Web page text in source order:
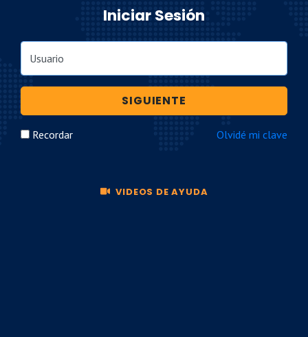
Iniciar Sesión
Usuario
SIGUIENTE
Recordar Olvidé mi clave
VIDEOS DE AYUDA